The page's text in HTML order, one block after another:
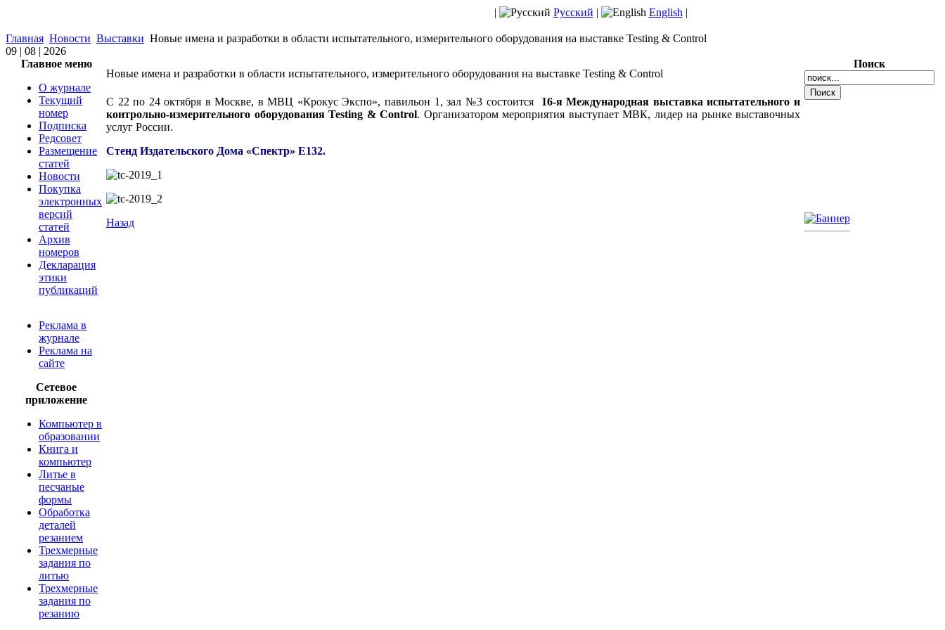
| Русский | English |
Главная Новости Выставки Новые имена и разработки в области испытательного, измерительного оборудования на выставке Testing & Control
09 | 08 | 2026
Главное меню
О журнале
Текущий
номер
Подписка
Редсовет
Размещение
статей
Новости
Покупка
электронных
версий
статей
Архив
номеров
Декларация
этики
публикаций
Реклама в
журнале
Реклама на
сайте
Сетевое
приложение
Компьютер в
образовании
Книга и
компьютер
Литье в
песчаные
формы
Обработка
деталей
резанием
Трехмерные
задания по
литью
Трехмерные
задания по
резанию
Новые имена и разработки в области испытательного, измерительного оборудования на выставке Testing & Control
С 22 по 24 октября в Москве, в МВЦ «Крокус Экспо», павильон 1, зал №3 состоится 16-я Международная выставка испытательного и
контрольно-измерительного оборудования Testing & Control. Организатором мероприятия выступает МВК, лидер на рынке выставочных
услуг России.
Стенд Издательского Дома «Спектр» Е132.
Назад
Поиск